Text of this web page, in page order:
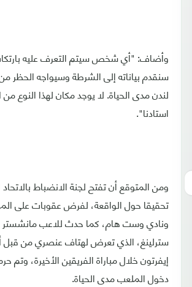
وأضاف: "أي شخص سيتم التعرف عليه
سنقدم بياناته إلى الشرطة وسيواجه الحظر
لندن مدى الحياة. لا يوجد مكان لهذا النوع
استادنا".
ومن المتوقع أن تفتح لجنة الانضباط بالاتحاد
تحقيقا حول الواقعة، لفرض عقوبات على
ونادي وست هام، كما حدث للاعب
سترلينغ، الذي تعرض لهتاف عنصري من قبل
إيفرتون خلال مباراة الفريقين الأخيرة،
دخول الملعب مدى الحياة.